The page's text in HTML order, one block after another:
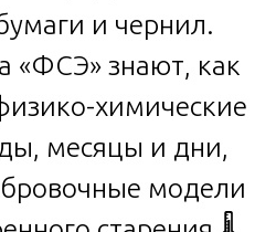
и чернил.
«ФСЭ» знают, как
химические
месяцы и дни,
модели